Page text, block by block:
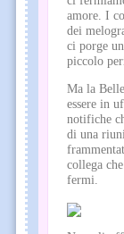
amore. I
dei
ci porge
piccolo
Ma la
essere in
notifiche
di una
collega
fermi.